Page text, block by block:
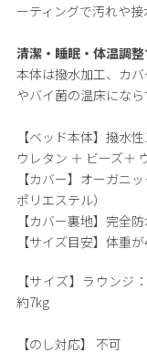
ーティングで汚れや
清潔・睡眠・体温調
本体は撥水加工、カ
やバイ菌の温床になら
【ベッド本体】撥水
ウレタン ＋ ビーズ＋
【カバー】オーガニ
ポリエステル）
【カバー裏地】完全
【サイズ目安】体重
【サイズ】 ラウンジ
約7kg
【のし対応】 不可